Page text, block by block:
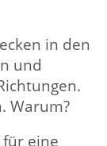
in den
und
Warum?
für eine